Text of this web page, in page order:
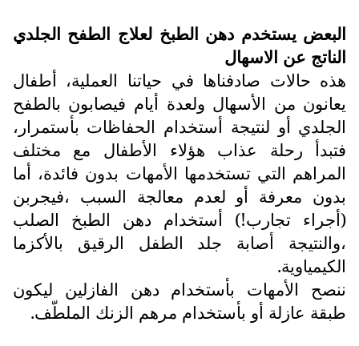
البعض يستخدم دهن الطبخ لعلاج الطفح الجلدي
الناتج عن الاسهال
هذه حالات صادفناها في حياتنا العملية، أطفال
يعانون من الأسهال ولعدة أيام فيصابون بالطفح
الجلدي أو لنتيجة أستخدام الحفاظات بأستمرار،
فتبدأ رحلة عذاب هؤلاء الأطفال مع مختلف
المراهم التي تستخدمها الأمهات بدون فائدة، أما
بدون معرفة أو لعدم معالجة السبب ،فيجربن
(أجراء تجارب!) أستخدام دهن الطبخ الصلب
،والنتيجة أصابة جلد الطفل الرقيق بالأكزما
الكيمياوية.
ننصح الأمهات بأستخدام دهن الفازلين ليكون
طبقة عازلة أو بأستخدام مرهم الزنك الملطّف.